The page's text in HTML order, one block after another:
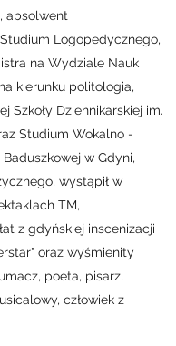
absolwent
Logopedycznego,
na Wydziale Nauk
kierunku politologia,
Szkoły Dziennikarskiej im.
Studium Wokalno -
w Gdyni,
wystąpił w
TM,
z gdyńskiej inscenizacji
oraz wyśmienity
poeta, pisarz,
człowiek z